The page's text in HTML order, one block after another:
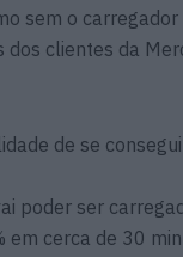
sem o
clientes da
de se
poder ser
em cerca de 30